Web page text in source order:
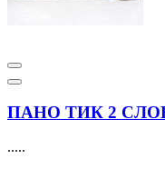
ПАНО ТИК 2
.....